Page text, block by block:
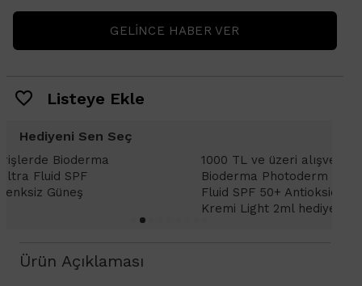
GELINCE HABER VER
Listeye Ekle
Hediyeni Sen Seç
1000 TL ve üzeri alışverişlerinizde
Bioderma Photoderm XDefense Ultra
Fluid SPF 50+ Antioksidan Renkli Güneş
Ürün Açıklaması